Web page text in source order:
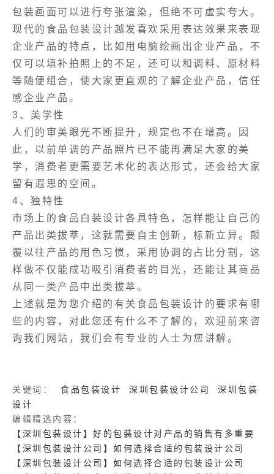
包装画面可以进行夸张渲染，但绝不可虚实夸大。
现代的食品包装设计越发喜欢采用表达效果来表现
企业产品的特点，比如用电脑绘画出企业产品，不
仅可以填补拍照上的不足，还可以和调料、原材料
等随便组合，使大家更直观的了解企业产品，信任
感企业产品。
3、美学性
人们的审美眼光不断提升，规定也不在增高。因
此，以前单调的产品照片已不能再满足大家的美
学，消费者更需要艺术化的表达形式，还会给大家
留有遐思的空间。
4、独特性
市场上的食品白装设计各具特色，怎样能让自己的
产品出类拔萃，这就需要自主创新，标新立异。颠
覆以往产品的用色习惯，采用协调的占比分割，这
样做不仅能成功吸引消费者的目光，还能让其商品
从同一类产品中出类拔萃。
上述就是为您介绍的有关食品包装设计的要求有哪
些的内容，对此您还有什么不了解的，欢迎前来咨
询我们网站，我们会有专业的人士为您讲解。
关键词： 食品包装设计 深圳包装设计公司
深圳包装
设计
编辑精选内容：
【深圳包装设计】好的包装设计对产品的销售有多重要
【深圳包装设计公司】如何选择合适的包装设计公司
【深圳包装设计公司】如何选择合适的包装设计公司